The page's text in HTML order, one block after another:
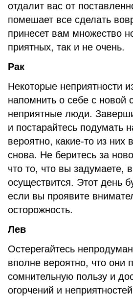
отдалит вас от
помешает все сделать
принесет вам множество
приятных, так и не очень.
Рак
Некоторые неприятности
напомнить о себе с новой
неприятные люди.
и постарайтесь подумать
вероятно, какие-то из них
снова. Не беритесь за
что то, что вы задумаете,
осуществится. Этот день
если вы проявите
осторожность.
Лев
Остерегайтесь
вполне вероятно, что они
сомнительную пользу и
огорчений и